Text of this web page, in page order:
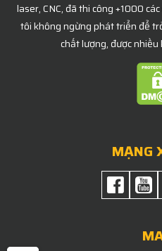
laser, CNC, đã thi công +1000
tôi không ngừng phát triển để
chất lượng, được
MẠNG